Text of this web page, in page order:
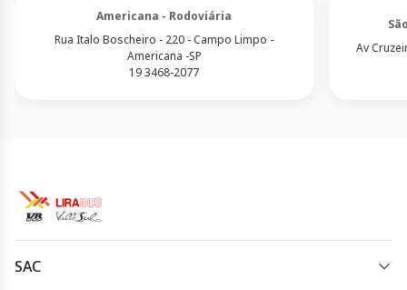
Americana - Rodoviária
Rua Italo Boscheiro - 220 - Campo Limpo -
Americana -SP
19 3468-2077
Av
SAC